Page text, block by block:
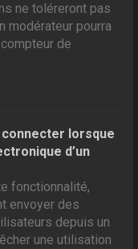
ne toléreront pas
modérateur pourra
de
connecter lorsque
d’un
fonctionnalité,
envoyer des
depuis un
une utilisation